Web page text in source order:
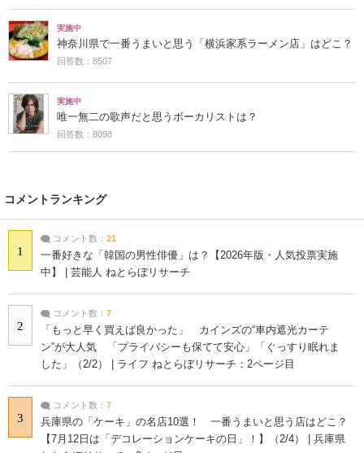
実施中
神奈川県で一番うまいと思う「横浜家系ラーメン店」はどこ？
回答数：8507
実施中
唯一無二の歌声だと思うボーカリストは？
回答数：8098
コメントランキング
1
コメント数： 21
一番好きな「韓国の男性俳優」は？【2026年版・人気投票実施
中】 | 芸能人 ねとらぼリサーチ
2
コメント数： 7
「もっと早く買えば良かった」 カインズの“車内遮光カーテ
ン”が大人気 「プライバシーも保てて安心」「ぐっすり眠れま
した」（2/2） | ライフ ねとらぼリサーチ：2ページ目
3
コメント数： 7
兵庫県の「ケーキ」の名店10選！ 一番うまいと思う店はどこ？
【7月12日は「デコレーションケーキの日」！】（2/4） | 兵庫県